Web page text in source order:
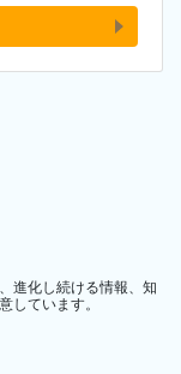
進化し続ける情報、知
しています。